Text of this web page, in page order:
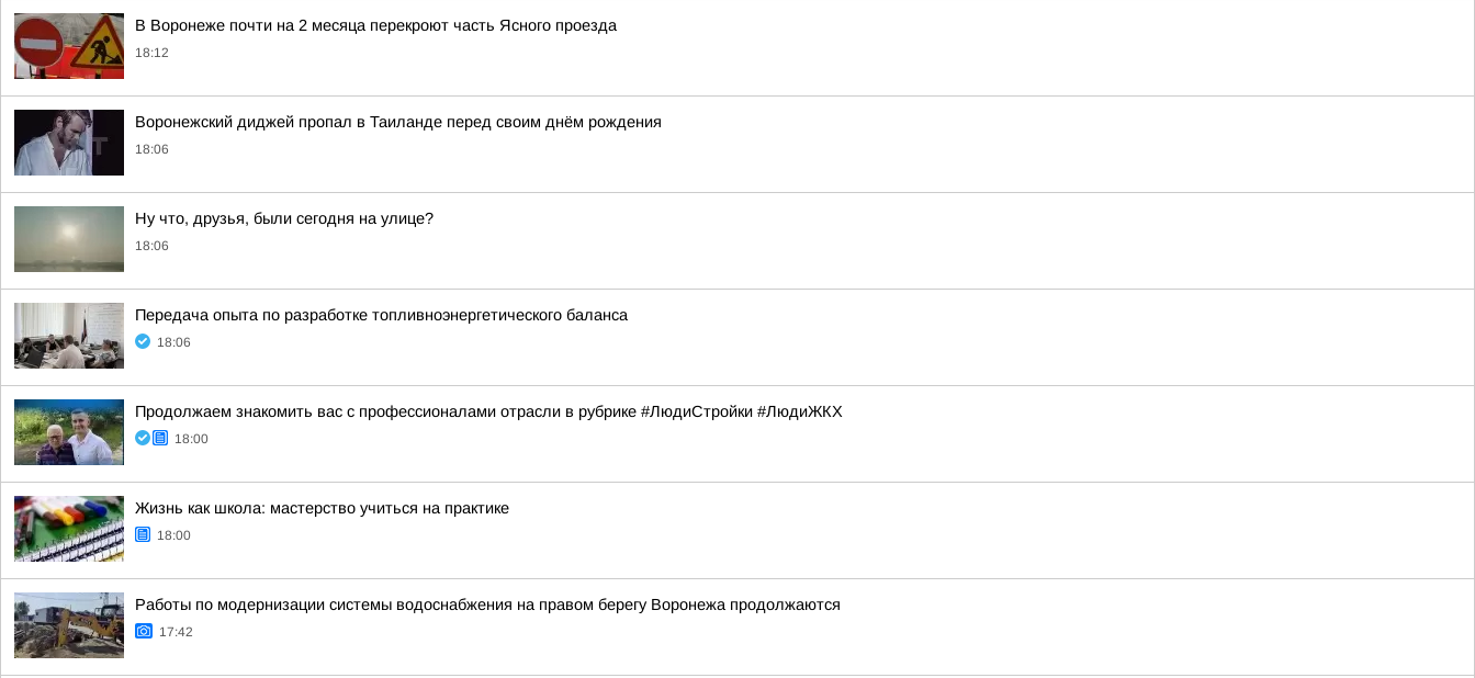
В Воронеже почти на 2 месяца перекроют часть Ясного проезда
18:12
Воронежский диджей пропал в Таиланде перед своим днём рождения
18:06
Ну что, друзья, были сегодня на улице?
18:06
Передача опыта по разработке топливноэнергетического баланса
18:06
Продолжаем знакомить вас с профессионалами отрасли в рубрике #ЛюдиСтройки #ЛюдиЖКХ
18:00
Жизнь как школа: мастерство учиться на практике
18:00
Работы по модернизации системы водоснабжения на правом берегу Воронежа продолжаются
17:42